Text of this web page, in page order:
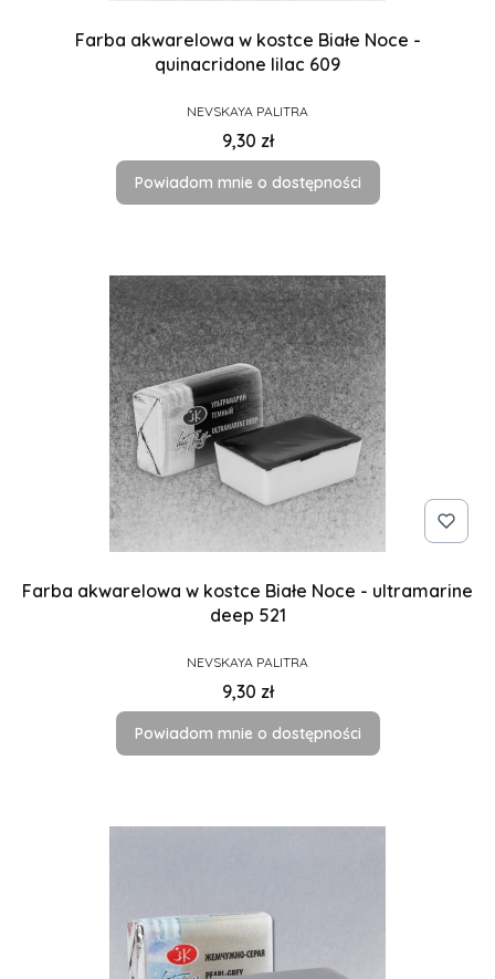
Farba akwarelowa w kostce Białe Noce -
quinacridone lilac 609
PRODUCENT
NEVSKAYA PALITRA
Cena
9,30 zł
Powiadom mnie o dostępności
Farba akwarelowa w kostce Białe Noce - ultramarine
deep 521
PRODUCENT
NEVSKAYA PALITRA
Cena
9,30 zł
Powiadom mnie o dostępności